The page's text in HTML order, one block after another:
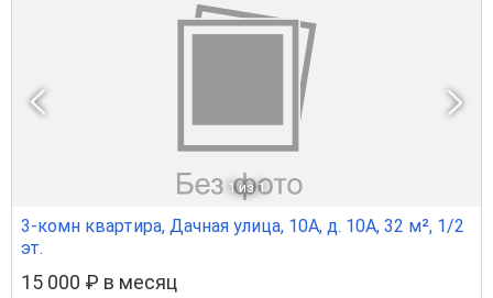
1 из 1
3-комн квартира, Дачная улица, 10А, д. 10А, 32 м², 1/2
эт.
15 000 ₽ в месяц